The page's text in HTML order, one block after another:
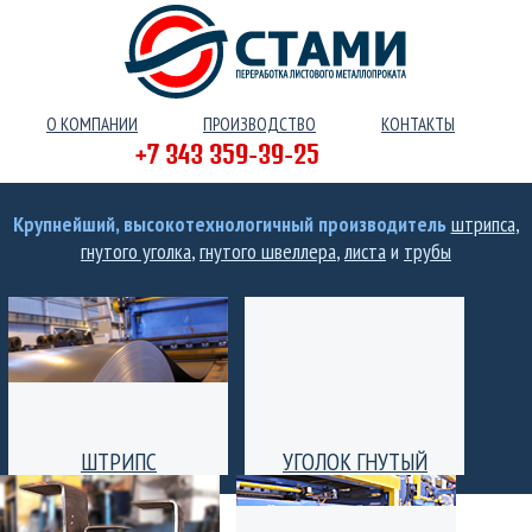
О КОМПАНИИ ПРОИЗВОДСТВО КОНТАКТЫ
+7 343 359-39-25
Крупнейший, высокотехнологичный производительштрипса,
гнутого уголка,гнутого швеллера,листаи трубы
ШТРИПС
Производство штрипс
(лента) толщиной от 0,25
УГОЛОК ГНУТЫЙ
Уголок гнутый